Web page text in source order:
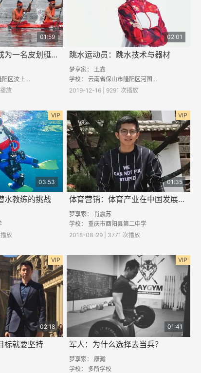
01:59
皮划艇运动员：成为一名皮划艇运动员的感受
汶上中学
放
02:01
跳水运动员：跳水技术与器材
梦享家：王鑫
学校：云南省保山市隆阳区河图中学
2019-12-16 | 9291 次播放
VIP
03:53
水教练的挑战
放
VIP
01:35
体育营销：体育产业在中国发展现状及前景
梦享家：
肖震苏
学校：重庆市酉阳县第二中学
2018-08-29 | 3771 次播放
VIP
02:18
标就要坚持
VIP
01:41
军人：为什么选择去当兵？
梦享家： 康瀚
学校： 多所学校